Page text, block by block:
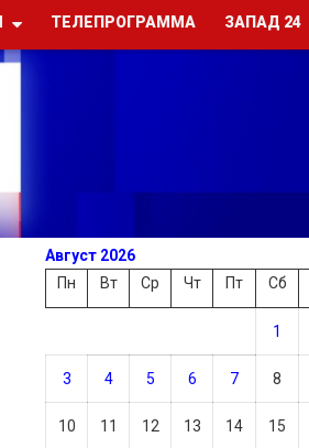
ТЕЛЕПРОГРАММА ЗАПАД 24
Август 2026
Пн
Вт Ср Чт Пт Сб
1
3 4 5 6 7 8
10 11 12 13 14 15